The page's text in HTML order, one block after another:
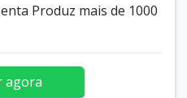
Produz mais de 1000
agora